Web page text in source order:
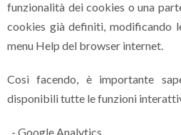
funzionalità dei cookies o una
cookies già definiti, modificando
menu Help del browser internet.
Così facendo, è importante
disponibili tutte le funzioni
- Google Analytics